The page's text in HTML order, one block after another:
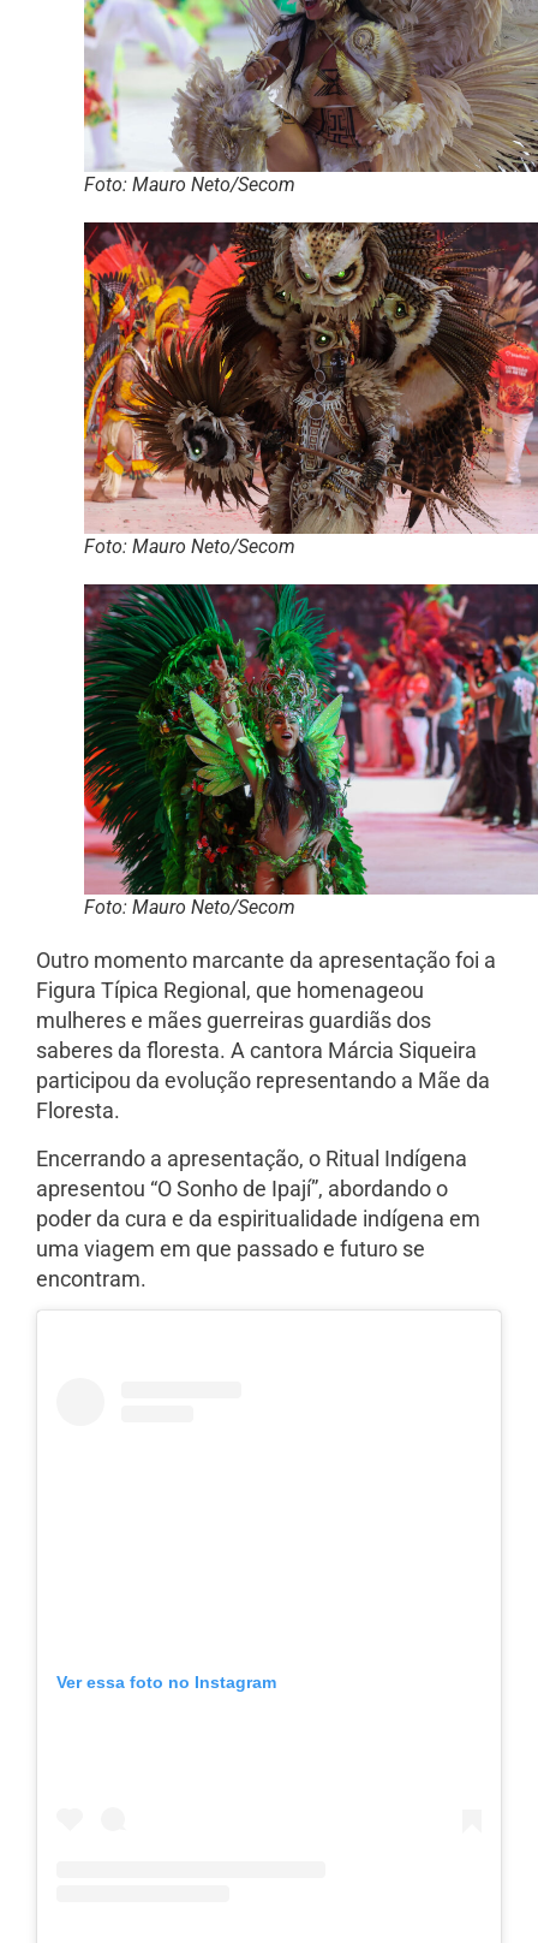
Foto: Mauro Neto/Secom
Foto: Mauro Neto/Secom
Foto: Mauro Neto/Secom
Outro momento marcante da apresentação foi a
Figura Típica Regional, que homenageou
mulheres e mães guerreiras guardiãs dos
saberes da floresta. A cantora Márcia Siqueira
participou da evolução representando a Mãe da
Floresta.
Encerrando a apresentação, o Ritual Indígena
apresentou “O Sonho de Ipají”, abordando o
poder da cura e da espiritualidade indígena em
uma viagem em que passado e futuro se
encontram.
Ver essa foto no Instagram